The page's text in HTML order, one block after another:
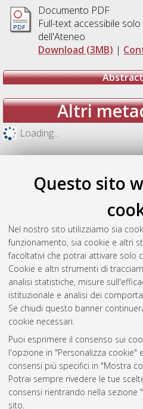
Questo sito
Nel nostro sito utilizziamo sia
funzionamento, sia cookie e altri
facoltativi che potrai attivare solo
Cookie e altri strumenti di
analisi statistiche, misure
istituzionale e analisi dei
Se chiudi questo banner
cookie necessari.
Puoi esprimere il consenso sui
l'opzione in "Personalizza cookie"
consensi più specifici in "Mostra
Potrai sempre rivedere le tue
consensi rientrando nella sezione
sito.
Documento PDF
Full-text accessibile
dell'Ateneo
Download (3MB) |
Abstract
Altri
Loading...
Gestione del
Atom
Rss 1.0
Rss 2.0